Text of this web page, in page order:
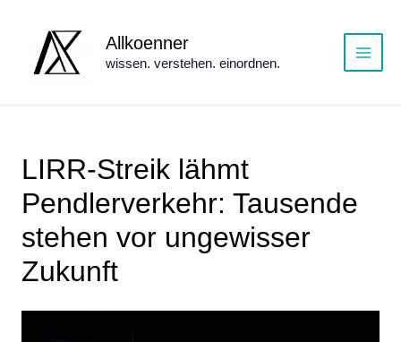
springen
Allkoenner
wissen. verstehen. einordnen.
Main
LIRR-Streik lähmt
Pendlerverkehr: Tausende
stehen vor ungewisser
Zukunft